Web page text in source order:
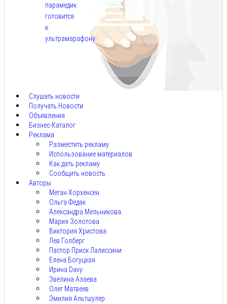
парамедик
готовится
к
ультрамарафону
Слушать новости
Получать Новости
Объявления
Бизнес-Каталог
Реклама
Разместить рекламу
Использование материалов
Как дать рекламу
Сообщить новость
Авторы
Меган Хорхенсен
Ольга Федак
Александра Мельникова
Мария Золотова
Виктория Христова
Лев Голберг
Пастор Приск Лалиссини
Елена Богуцкая
Ирина Davy
Эвелина Азаева
Олег Матвеев
Эмилия Альтшулер